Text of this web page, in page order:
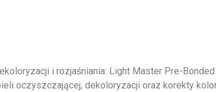
i rozjaśniania: Light Master Pre-Bonded
oczyszczającej, dekoloryzacji oraz korekty